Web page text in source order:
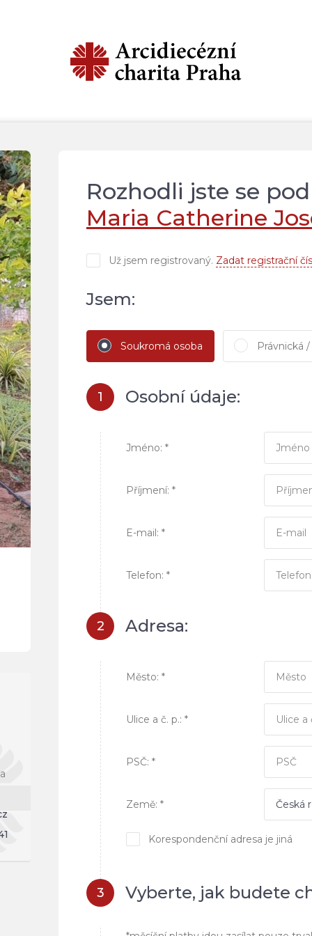
Rozhodli jste se
Maria Catherine
Už jsem registrovaný. Zadat registrační
Jsem:
Soukromá osoba Právnická
1 Osobní údaje:
Jméno: *
Příjmení: *
E-mail: *
Telefon: *
2 Adresa:
Město: *
Ulice a č. p.: *
PSČ: *
Země: *
Korespondenční adresa je jiná
3 Vyberte, jak budete